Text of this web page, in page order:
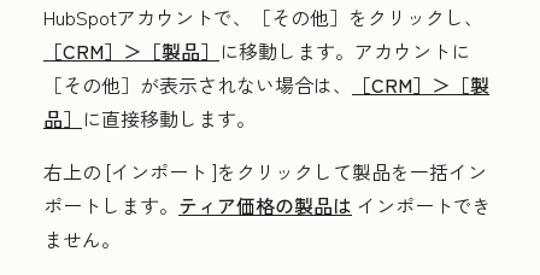
HubSpotアカウントで、
［その他］をクリックし、
［CRM］＞ ［製品］ に移動します。アカウントに
［その他］が表示されない場合は、
［CRM］＞ ［製
品］ に直接移動します。
右上の [インポート ]をクリックして製品を一括イン
ポートします。 ティア価格の製品は インポートでき
ません。